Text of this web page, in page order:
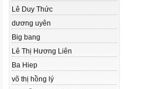
Lê Duy Thức
dương uyên
Big bang
Lê Thị Hương Liên
Ba Hiep
võ thị hồng lý